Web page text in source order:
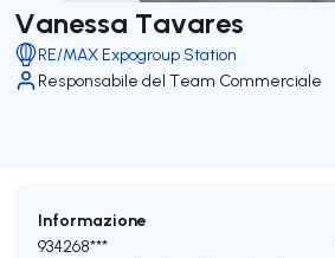
Vanessa Tavares
RE/MAX Expogroup Station
Responsabile del Team Commerciale
Informazione
934268***